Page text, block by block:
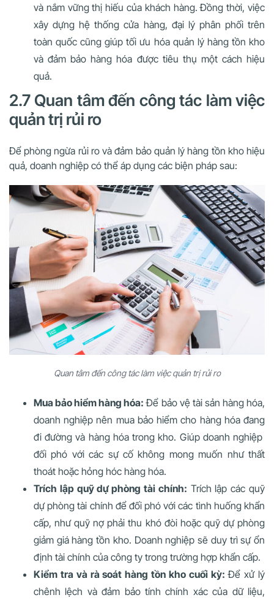
và nắm vững thị hiếu của khách hàng. Đồng thời, việc
xây dựng hệ thống cửa hàng, đại lý phân phối trên
toàn quốc cũng giúp tối ưu hóa quản lý hàng tồn kho
và đảm bảo hàng hóa được tiêu thụ một cách hiệu
quả.
2.7 Quan tâm đến công tác làm việc
quản trị rủi ro
Để phòng ngừa rủi ro và đảm bảo quản lý hàng tồn kho hiệu
quả, doanh nghiệp có thể áp dụng các biện pháp sau:
Quan tâm đến công tác làm việc quản trị rủi ro
Mua bảo hiểm hàng hóa: Để bảo vệ tài sản hàng hóa,
doanh nghiệp nên mua bảo hiểm cho hàng hóa đang
đi đường và hàng hóa trong kho. Giúp doanh nghiệp
đối phó với các sự cố không mong muốn như thất
thoát hoặc hỏng hóc hàng hóa.
Trích lập quỹ dự phòng tài chính: Trích lập các quỹ
dự phòng tài chính để đối phó với các tình huống khẩn
cấp, như quỹ nợ phải thu khó đòi hoặc quỹ dự phòng
giảm giá hàng tồn kho. Doanh nghiệp sẽ duy trì sự ổn
định tài chính của công ty trong trường hợp khẩn cấp.
Kiểm tra và rà soát hàng tồn kho cuối kỳ: Để xử lý
chênh lệch và đảm bảo tính chính xác của dữ liệu,